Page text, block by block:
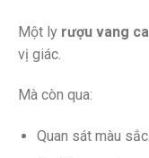
Một ly rượu vang
vị giác.
Mà còn qua:
Quan sát màu sắc.